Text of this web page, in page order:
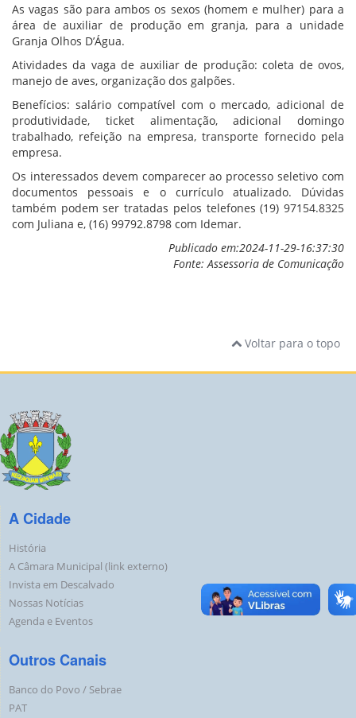
As vagas são para ambos os sexos (homem e mulher) para a
área de auxiliar de produção em granja, para a unidade
Granja Olhos D’Água.
Atividades da vaga de auxiliar de produção: coleta de ovos,
manejo de aves, organização dos galpões.
Benefícios: salário compatível com o mercado, adicional de
produtividade, ticket alimentação, adicional domingo
trabalhado, refeição na empresa, transporte fornecido pela
empresa.
Os interessados devem comparecer ao processo seletivo com
documentos pessoais e o currículo atualizado. Dúvidas
também podem ser tratadas pelos telefones (19) 97154.8325
com Juliana e, (16) 99792.8798 com Idemar.
Publicado em:2024-11-29-16:37:30
Fonte: Assessoria de Comunicação
Voltar para o topo
A Cidade
História
A Câmara Municipal (link externo)
Invista em Descalvado
Nossas Notícias
Agenda e Eventos
Outros Canais
Banco do Povo / Sebrae
PAT